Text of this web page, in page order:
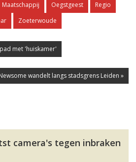
Maatschappij Oegstgeest
Regio
Zoeterwoude
met 'huiskamer'
wandelt langs stadsgrens Leiden »
camera's tegen inbraken